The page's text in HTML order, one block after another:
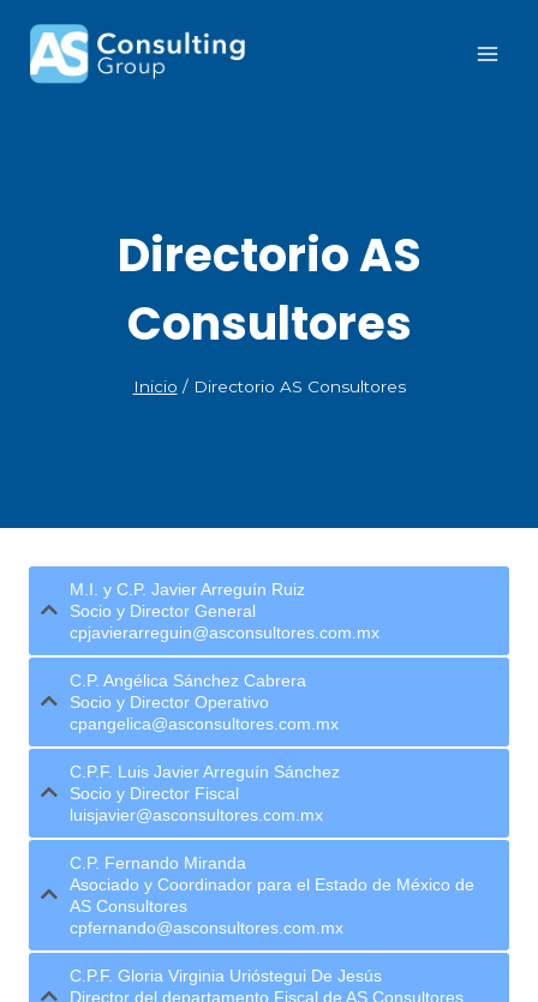
Directorio AS
Consultores
Inicio / Directorio AS Consultores
M.I. y C.P. Javier Arreguín Ruiz
Socio y Director General
cpjavierarreguin@asconsultores.com.mx
C.P. Angélica Sánchez Cabrera
Socio y Director Operativo
cpangelica@asconsultores.com.mx
C.P.F. Luis Javier Arreguín Sánchez
Socio y Director Fiscal
luisjavier@asconsultores.com.mx
C.P. Fernando Miranda
Asociado y Coordinador para el Estado de México de
AS Consultores
cpfernando@asconsultores.com.mx
C.P.F. Gloria Virginia Urióstegui De Jesús
Director del departamento Fiscal de AS Consultores